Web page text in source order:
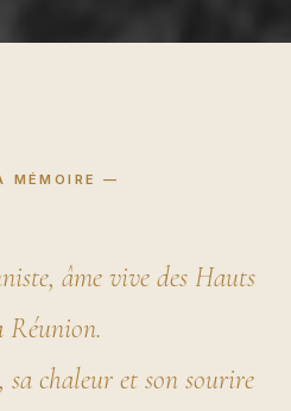
MÉMOIRE —
âme vive des Hauts
Réunion.
chaleur et son sourire